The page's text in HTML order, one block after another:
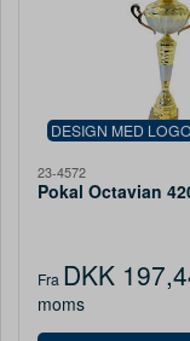
DESIGN MED LOGO
23-4572
Pokal Octavian
Fra DKK
moms